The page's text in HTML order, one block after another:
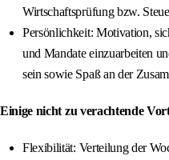
Wirtschaftsprüfung bzw.
Persönlichkeit: Motivation,
und Mandate einzuarbeiten
sein sowie Spaß an der
Einige nicht zu verachtende
Flexibilität: Verteilung der